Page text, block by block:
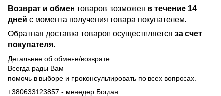
Возврат и обмен товаров возможен в течение 14
дней с момента получения товара покупателем.
Обратная доставка товаров осуществляется за счет
покупателя.
Детальнее об обмене/возврате
Всегда рады Вам
помочь в выборе и проконсультировать по всех вопросах.
+380633123857 - менедер Богдан